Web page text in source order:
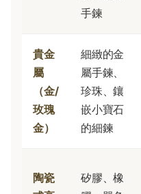
手鍊
貴金
屬
（金/
玫瑰
金）
細緻的金
屬手鍊、
珍珠、鑲
嵌小寶石
的細鍊
陶瓷
矽膠、橡